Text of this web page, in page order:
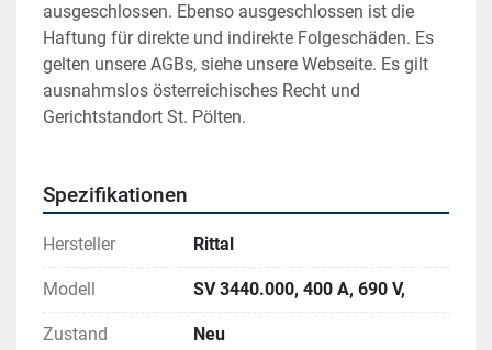
ausgeschlossen. Ebenso ausgeschlossen ist die
Haftung für direkte und indirekte Folgeschäden. Es
gelten unsere AGBs, siehe unsere Webseite. Es gilt
ausnahmslos österreichisches Recht und
Gerichtstandort St. Pölten.
Spezifikationen
Hersteller Rittal
Modell SV 3440.000, 400 A, 690 V,
Zustand Neu